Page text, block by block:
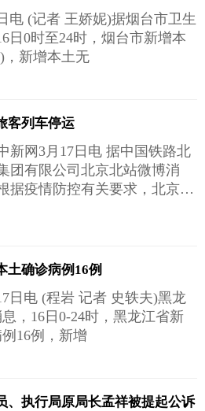
(记者 王娇妮)据烟台市卫生
日0时至24时，烟台市新增本
，新增本土无
客列车停运
网3月17日电 据中国铁路北
团有限公司北京北站微博消
据疫情防控有关要求，北京北
土确诊病例16例
电 (程岩 记者 史轶夫)黑龙
，16日0-24时，黑龙江省新
16例，新增
、执行局原局长孟祥被提起公诉